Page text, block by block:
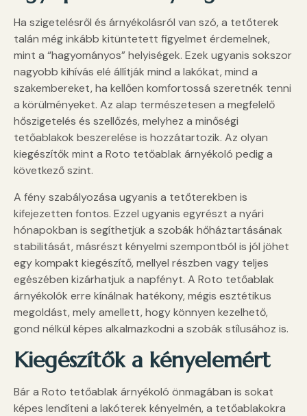
Ha szigetelésről és árnyékolásról van szó, a tetőterek
talán még inkább kitüntetett figyelmet érdemelnek,
mint a “hagyományos” helyiségek. Ezek ugyanis sokszor
nagyobb kihívás elé állítják mind a lakókat, mind a
szakembereket, ha kellően komfortossá szeretnék tenni
a körülményeket. Az alap természetesen a megfelelő
hőszigetelés és szellőzés, melyhez a minőségi
tetőablakok beszerelése is hozzátartozik. Az olyan
kiegészítők mint a Roto tetőablak árnyékoló pedig a
következő szint.
A fény szabályozása ugyanis a tetőterekben is
kifejezetten fontos. Ezzel ugyanis egyrészt a nyári
hónapokban is segíthetjük a szobák hőháztartásának
stabilitását, másrészt kényelmi szempontból is jól jöhet
egy kompakt kiegészítő, mellyel részben vagy teljes
egészében kizárhatjuk a napfényt. A Roto tetőablak
árnyékolók erre kínálnak hatékony, mégis esztétikus
megoldást, mely amellett, hogy könnyen kezelhető,
gond nélkül képes alkalmazkodni a szobák stílusához is.
Kiegészítők a kényelemért
Bár a Roto tetőablak árnyékoló önmagában is sokat
képes lendíteni a lakóterek kényelmén, a tetőablakokra